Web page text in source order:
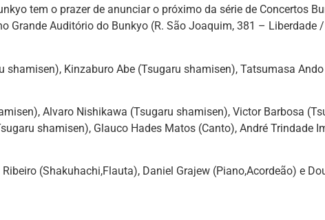
tem o prazer de anunciar o próximo da série de Concertos
Grande Auditório do Bunkyo (R. São Joaquim, 381 – Liberdade
shamisen), Kinzaburo Abe (Tsugaru shamisen), Tatsumasa
Alvaro Nishikawa (Tsugaru shamisen), Victor Barbosa
shamisen), Glauco Hades Matos (Canto), André Trindade
(Shakuhachi,Flauta), Daniel Grajew (Piano,Acordeão) e